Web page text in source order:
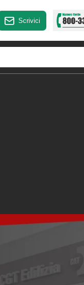
Scrivici